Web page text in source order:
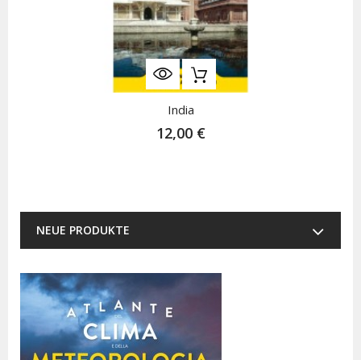
India
12,00 €
NEUE PRODUKTE